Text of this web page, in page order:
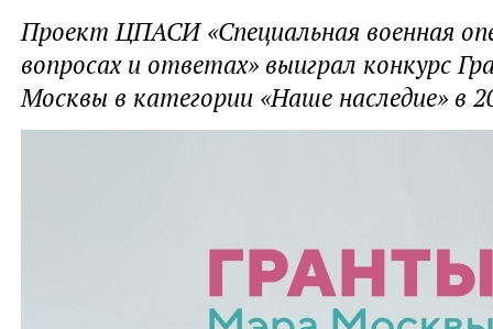
Проект ЦПАСИ «Специальная военная
вопросах и ответах» выиграл конкурс
Москвы в категории «Наше наследие» в